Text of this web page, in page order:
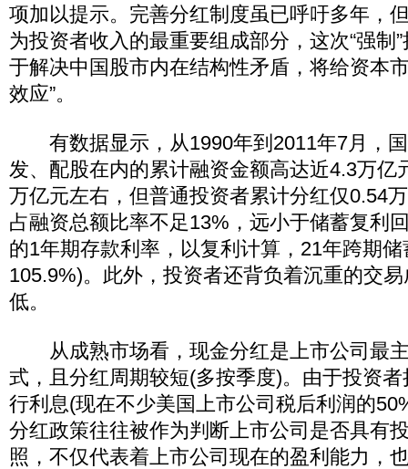
项加以提示。完善分红制度虽已呼吁多年，
为投资者收入的最重要组成部分，这次“强制
于解决中国股市内在结构性矛盾，将给资本
效应”。
有数据显示，从1990年到2011年7月，国
发、配股在内的累计融资金额高达近4.3万亿
万亿元左右，但普通投资者累计分红仅0.54
占融资总额比率不足13%，远小于储蓄复利
的1年期存款利率，以复利计算，21年跨期
105.9%)。此外，投资者还背负着沉重的交
低。
从成熟市场看，现金分红是上市公司最
式，且分红周期较短(多按季度)。由于投资
行利息(现在不少美国上市公司税后利润的
分红政策往往被作为判断上市公司是否具有
照，不仅代表着上市公司现在的盈利能力，